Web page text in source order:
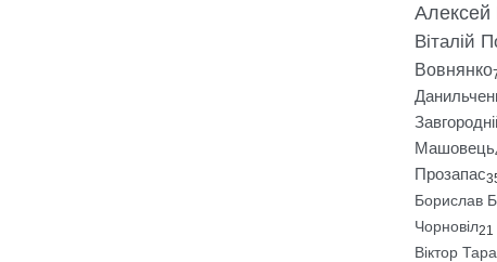
Алексей
Віталій
Вовнянко
Машовець
Прозапас
Борислав
Чорновіл21
Віктор